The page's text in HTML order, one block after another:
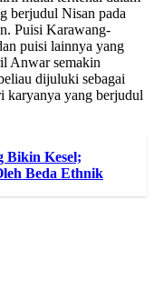
berjudul Nisan pada
Puisi Karawang-
puisi lainnya yang
Anwar semakin
dijuluki sebagai
karyanya yang berjudul
Bikin Kesel;
Beda Ethnik